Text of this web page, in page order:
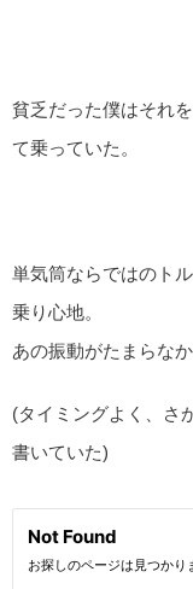
貧乏だった僕はそれ
て乗っていた。
単気筒ならではのト
乗り心地。
あの振動がたまらな
(タイミングよく、さ
書いていた)